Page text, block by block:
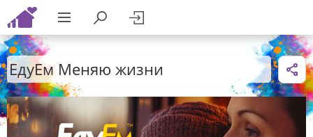
ЕдуЕм Меняю жизни